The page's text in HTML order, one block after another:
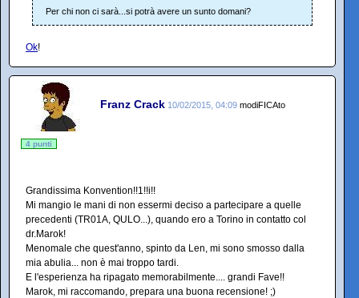
Per chi non ci sarà...si potrà avere un sunto domani?
Ok!
Franz Crack 10/02/2015, 04:09 modiFICAto
4 punti
Grandissima Konvention!!1!!i!!
Mi mangio le mani di non essermi deciso a partecipare a quelle
precedenti (TR01A, QULO...), quando ero a Torino in contatto col
dr.Marok!
Menomale che quest'anno, spinto da Len, mi sono smosso dalla
mia abulia... non è mai troppo tardi.
E l'esperienza ha ripagato memorabilmente.... grandi Fave!!
Marok, mi raccomando, prepara una buona recensione! ;)